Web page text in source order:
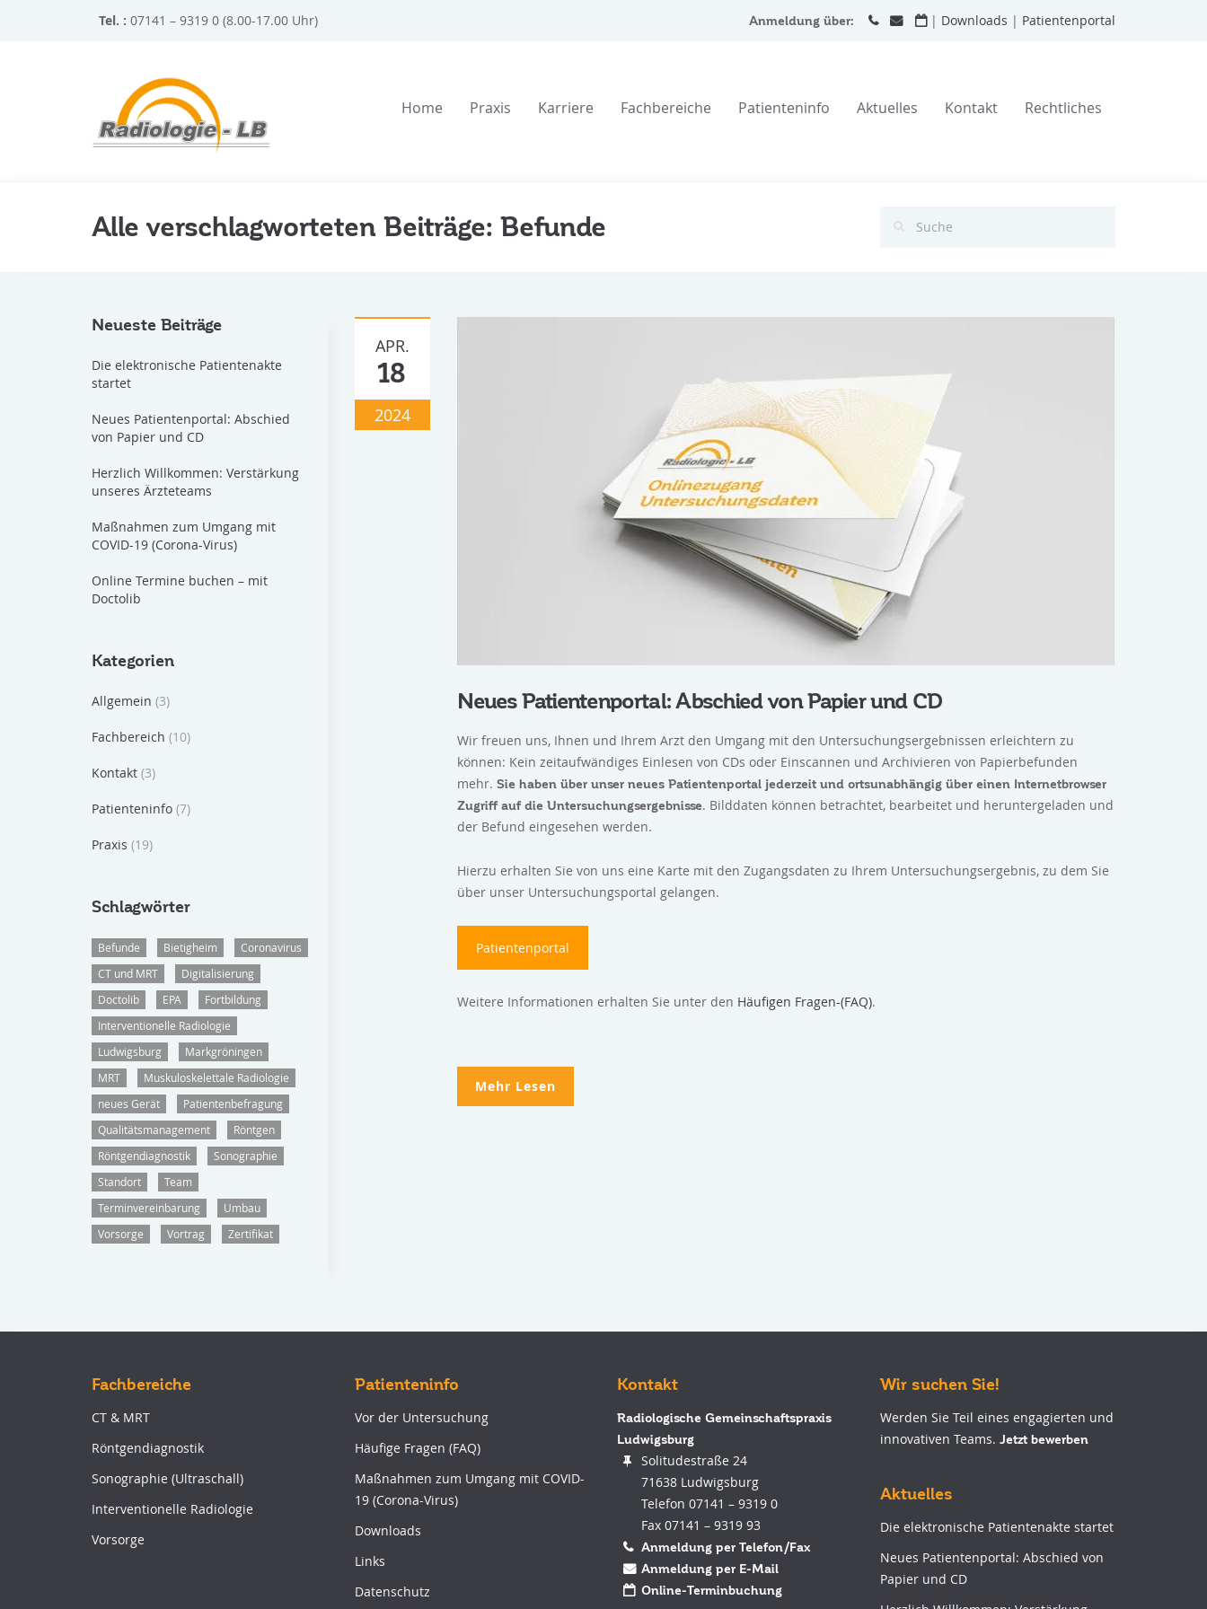
Anmeldung über: | Downloads | Patientenportal
Tel. : 07141 – 9319 0 (8.00-17.00 Uhr)
Home Praxis Karriere Fachbereiche Patienteninfo Aktuelles Kontakt Rechtliches
Alle verschlagworteten Beiträge: Befunde
Neueste Beiträge
Die elektronische Patientenakte
startet
Neues Patientenportal: Abschied
von Papier und CD
Herzlich Willkommen: Verstärkung
unseres Ärzteteams
Maßnahmen zum Umgang mit
COVID-19 (Corona-Virus)
Online Termine buchen – mit
Doctolib
Kategorien
Allgemein (3)
Fachbereich (10)
Kontakt (3)
Patienteninfo (7)
Praxis (19)
Schlagwörter
Befunde Bietigheim
Coronavirus
CT und MRT
Digitalisierung
Doctolib
EPA
Fortbildung
Interventionelle Radiologie
Ludwigsburg
Markgröningen
MRT
Muskuloskelettale Radiologie
neues Gerät
Patientenbefragung
Qualitätsmanagement
Röntgen
Röntgendiagnostik
Sonographie
Standort
Team
Terminvereinbarung
Umbau
Vorsorge
Vortrag Zertifikat
APR.
18
2024
Neues Patientenportal: Abschied von Papier und CD
Wir freuen uns, Ihnen und Ihrem Arzt den Umgang mit den Untersuchungsergebnissen erleichtern zu
können: Kein zeitaufwändiges Einlesen von CDs oder Einscannen und Archivieren von Papierbefunden
mehr. Sie haben über unser neues Patientenportal jederzeit und ortsunabhängig über einen Internetbrowser
Zugriff auf die Untersuchungsergebnisse. Bilddaten können betrachtet, bearbeitet und heruntergeladen und
der Befund eingesehen werden.
Hierzu erhalten Sie von uns eine Karte mit den Zugangsdaten zu Ihrem Untersuchungsergebnis, zu dem Sie
über unser Untersuchungsportal gelangen.
Patientenportal
Weitere Informationen erhalten Sie unter den Häufigen Fragen-(FAQ).
Mehr Lesen
Fachbereiche
CT & MRT
Röntgendiagnostik
Sonographie (Ultraschall)
Interventionelle Radiologie
Vorsorge
Patienteninfo
Vor der Untersuchung
Häufige Fragen (FAQ)
Maßnahmen zum Umgang mit COVID-
19 (Corona-Virus)
Downloads
Links
Datenschutz
Kontakt
Radiologische Gemeinschaftspraxis
Ludwigsburg
Solitudestraße 24
71638 Ludwigsburg
Telefon 07141 – 9319 0
Fax 07141 – 9319 93
Anmeldung per Telefon/Fax
Anmeldung per E-Mail
Online-Terminbuchung
Wir suchen Sie!
Werden Sie Teil eines engagierten und
innovativen Teams. Jetzt bewerben
Aktuelles
Die elektronische Patientenakte startet
Neues Patientenportal: Abschied von
Papier und CD